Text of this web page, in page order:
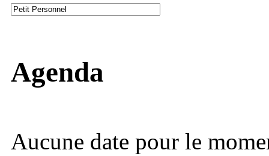
Agenda
Aucune date pour le